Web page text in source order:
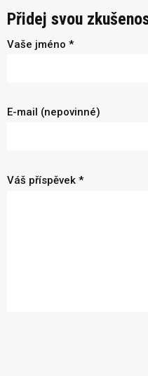
Přidej svou
Vaše jméno *
E-mail (nepovinné)
Váš příspěvek *